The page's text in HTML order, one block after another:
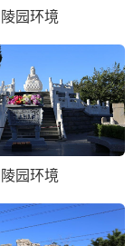
陵园环境
陵园环境